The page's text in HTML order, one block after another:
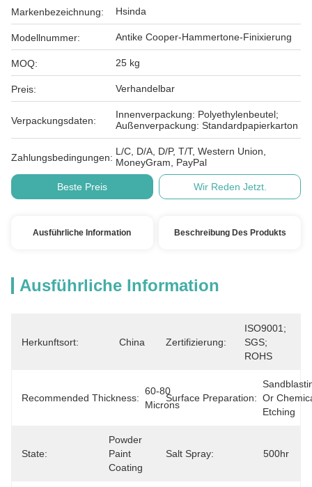
Markenbezeichnung: Hsinda
Modellnummer: Antike Cooper-Hammertone-Finixierung
MOQ: 25 kg
Preis: Verhandelbar
Verpackungsdaten:
Innenverpackung: Polyethylenbeutel;
Außenverpackung: Standardpapierkarton
Zahlungsbedingungen:
L/C, D/A, D/P, T/T, Western Union,
MoneyGram, PayPal
Beste Preis Wir Reden Jetzt.
Ausführliche Information Beschreibung Des Produkts
Ausführliche Information
Herkunftsort: China Zertifizierung:
ISO9001;
SGS;
ROHS
Recommended Thickness:
60-80
Microns
Surface Preparation: Or
Etching
State:
Powder
Paint
Coating
Salt Spray: 500hr